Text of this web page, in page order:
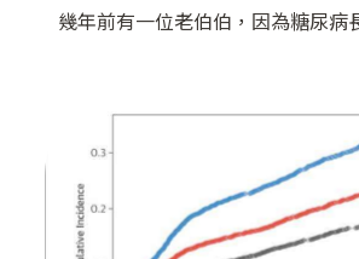
幾年前有一位老伯伯，因為糖尿病
他的身體健康，那是一段很辛苦
人家不願意接受風險很大而且不舒
所以最後的治療對內科來講是非常
醫護同仁和我自己都偶爾會